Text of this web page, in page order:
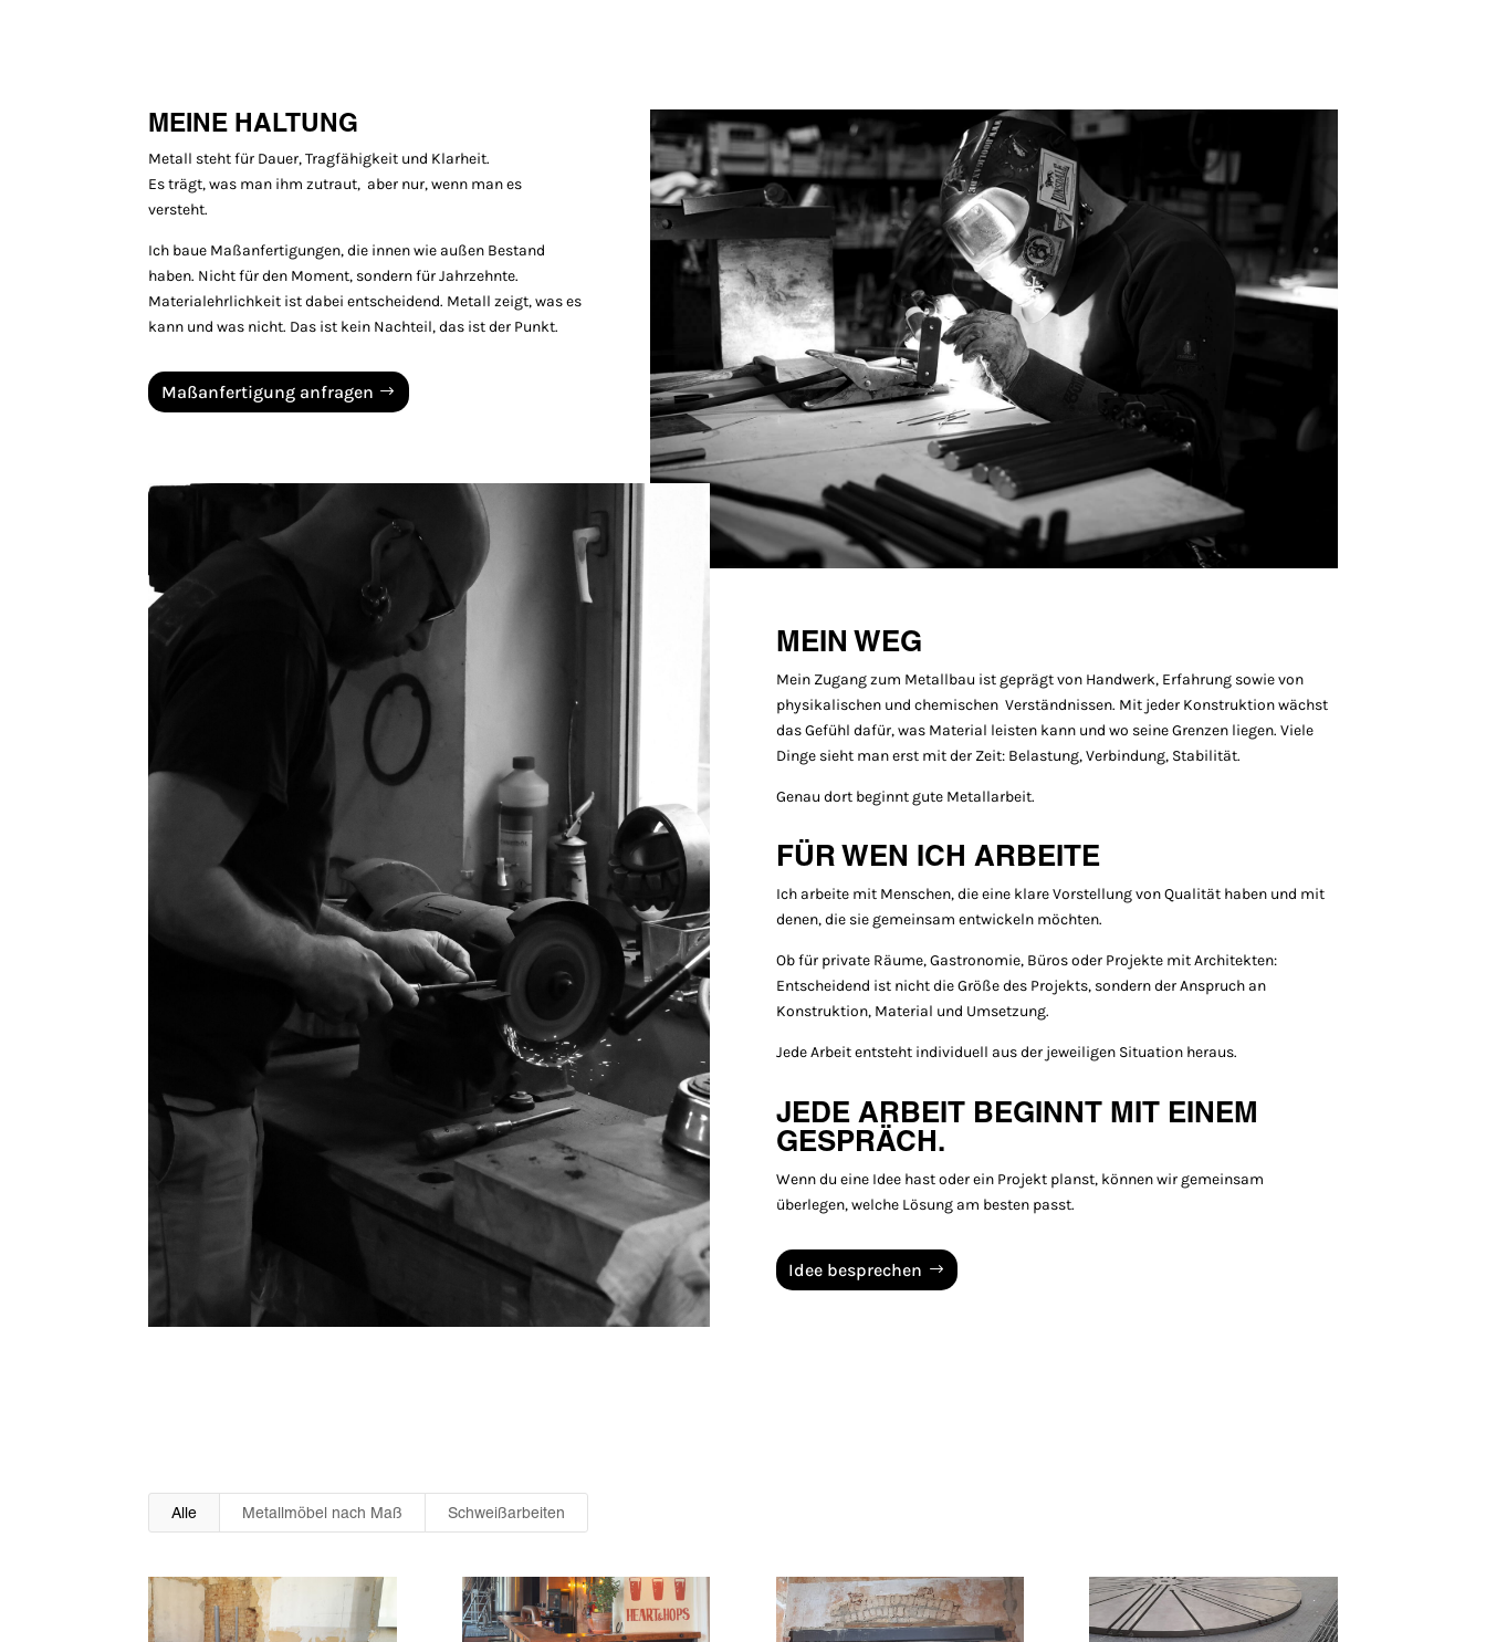
MEINE HALTUNG
Metall steht für Dauer, Tragfähigkeit und Klarheit.
Es trägt, was man ihm zutraut, aber nur, wenn man es
versteht.
Ich baue Maßanfertigungen, die innen wie außen Bestand
haben. Nicht für den Moment, sondern für Jahrzehnte.
Materialehrlichkeit ist dabei entscheidend. Metall zeigt, was es
kann und was nicht. Das ist kein Nachteil, das ist der Punkt.
Maßanfertigung anfragen
MEIN WEG
Mein Zugang zum Metallbau ist geprägt von Handwerk, Erfahrung sowie von
physikalischen und chemischen Verständnissen. Mit jeder Konstruktion wächst
das Gefühl dafür, was Material leisten kann und wo seine Grenzen liegen. Viele
Dinge sieht man erst mit der Zeit: Belastung, Verbindung, Stabilität.
Genau dort beginnt gute Metallarbeit.
FÜR WEN ICH ARBEITE
Ich arbeite mit Menschen, die eine klare Vorstellung von Qualität haben und mit
denen, die sie gemeinsam entwickeln möchten.
Ob für private Räume, Gastronomie, Büros oder Projekte mit Architekten:
Entscheidend ist nicht die Größe des Projekts, sondern der Anspruch an
Konstruktion, Material und Umsetzung.
Jede Arbeit entsteht individuell aus der jeweiligen Situation heraus.
JEDE ARBEIT BEGINNT MIT EINEM
GESPRÄCH.
Wenn du eine Idee hast oder ein Projekt planst, können wir gemeinsam
überlegen, welche Lösung am besten passt.
Idee besprechen
Alle Metallmöbel nach Maß Schweißarbeiten